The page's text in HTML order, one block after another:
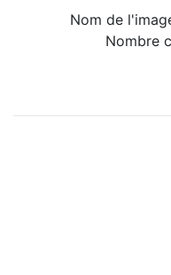
Nom de
Nombre